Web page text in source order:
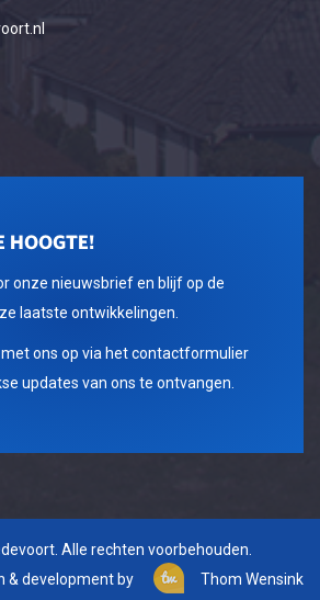
HOOGTE!
onze nieuwsbrief en blijf op de
laatste ontwikkelingen.
ons op via het contactformulier
updates van ons te ontvangen.
Alle rechten voorbehouden.
& development by
Thom Wensink